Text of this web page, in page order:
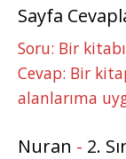
Sayfa
Soru: Bir
Cevap: Bir
alanlarıma
Nuran - 2.